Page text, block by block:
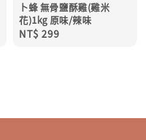
卜蜂 無骨鹽酥雞(雞米
花)1kg 原味/辣味
Regular
NT$ 299